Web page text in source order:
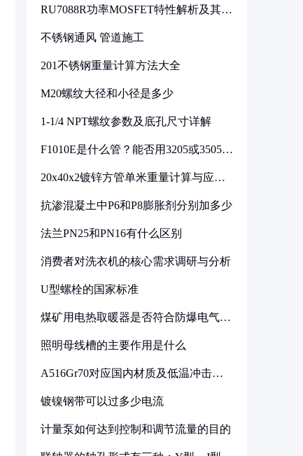
RU7088R功率MOSFET特性解析及其在
不锈钢通风 管道施工
201不锈钢重量计算方法大全
M20螺纹大径和小径是多少
1-1/4 NPT螺纹参数及底孔尺寸详解
F1010E是什么管？能否用3205或3505代
20x40x2镀锌方管单米重量计算与应用
抗渗混凝土中P6和P8膨胀剂分别加多少
法兰PN25和PN16有什么区别
消费者对洗衣机的核心需求调研与分析
U型螺栓的国家标准
煤矿用电热取暖器是否符合防爆电气设
照明母线槽的主要作用是什么
A516Gr70对应国内材质及低温冲击要
镀镍钢带可以过多少电流
计量泵如何达到控制和调节流量的目的